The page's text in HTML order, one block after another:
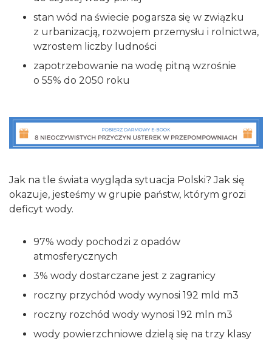
stan wód na świecie pogarsza się w związku
z urbanizacją, rozwojem przemysłu i rolnictwa,
wzrostem liczby ludności
zapotrzebowanie na wodę pitną wzrośnie
o 55% do 2050 roku
Jak na tle świata wygląda sytuacja Polski? Jak się
okazuje, jesteśmy w grupie państw, którym grozi
deficyt wody.
97% wody pochodzi z opadów
atmosferycznych
3% wody dostarczane jest z zagranicy
roczny przychód wody wynosi 192 mld m3
roczny rozchód wody wynosi 192 mln m3
wody powierzchniowe dzielą się na trzy klasy